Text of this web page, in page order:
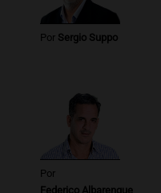
Episodios
Por Sergio Suppo
Por
Federico Albarenque